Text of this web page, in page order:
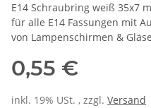
E14 Schraubring weiß 35x7
für alle E14 Fassungen mit
von Lampenschirmen &
0,55 €
inkl. 19% USt. , zzgl. Versand